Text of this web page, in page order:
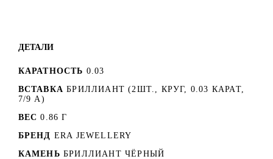
ДЕТАЛИ
КАРАТНОСТЬ 0.03
ВСТАВКА БРИЛЛИАНТ (2ШТ., КРУГ, 0.03 КАРАТ,
7/9 А)
ВЕС 0.86 Г
БРЕНД ERA JEWELLERY
КАМЕНЬ БРИЛЛИАНТ ЧЁРНЫЙ